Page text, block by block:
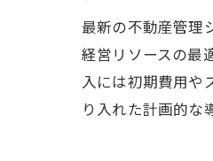
最新の不動産管理
経営リソースの最
入には初期費用や
り入れた計画的な